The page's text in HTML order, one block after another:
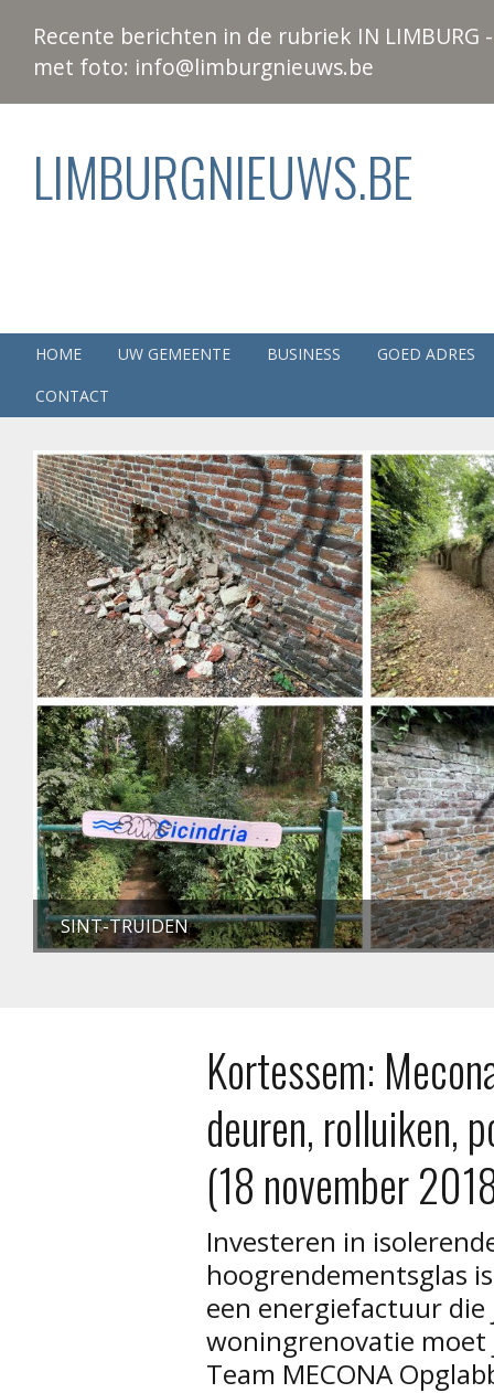
Recente berichten in de rubriek IN
met foto: info@limburgnieuws.be
LIMBURGNIEUWS.BE
HOME UW GEMEENTE BUSINESS
GOED ADRES
CONTACT
SINT-TRUIDEN
Kortessem:
deuren, rolluiken,
(18 november
Investeren in
hoogrendementsglas
een energiefactuur die
woningrenovatie
Team MECONA